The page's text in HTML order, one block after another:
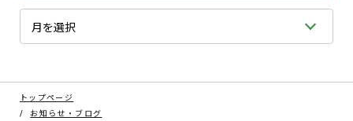
トップページ
お知らせ・ブログ